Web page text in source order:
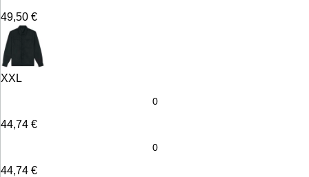
49,50 €
XXL
44,74 €
44,74 €